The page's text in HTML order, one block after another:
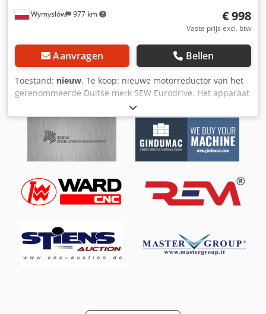
Wymysłów 977 km € 998
Vaste prijs excl. btw
Aanvragen Bellen
Toestand: nieuw, Te koop: nieuwe motorreductor van het
gerenommeerde Duitse merk SEW Eurodrive. Het apparaat
is nieuw en ongebruikt, afkomstig uit magazijnopslag. In
perfecte staat, klaar voor installatie en gebruik. Technische
gegevens Fabrikant: SEW Eurodrive Model: KA67 DT90L4
BMG HF TF ES16 Vermogen: 1,5 kW Motortoerental: ca.
380-415V Frequentie: 50 Hz Beschermingsklasse: IP65
Isolatieklasse: F Elektromagnetische rem: BMG Staat
Nieuw, ongebruikt Eventueel minimale sporen van opslag
Productielijnen Industriële machines Credpfxjyv R Nuo
Akljf Automatisering SEW Eurodrive motorreductoren
behoren tot de absolute wereldtop en staan garant voor